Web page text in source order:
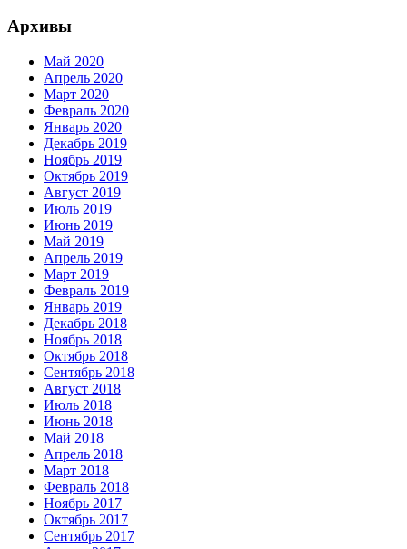
Архивы
Май 2020
Апрель 2020
Март 2020
Февраль 2020
Январь 2020
Декабрь 2019
Ноябрь 2019
Октябрь 2019
Август 2019
Июль 2019
Июнь 2019
Май 2019
Апрель 2019
Март 2019
Февраль 2019
Январь 2019
Декабрь 2018
Ноябрь 2018
Октябрь 2018
Сентябрь 2018
Август 2018
Июль 2018
Июнь 2018
Май 2018
Апрель 2018
Март 2018
Февраль 2018
Ноябрь 2017
Октябрь 2017
Сентябрь 2017